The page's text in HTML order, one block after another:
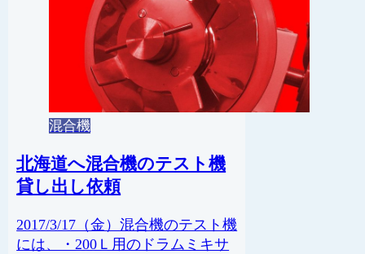
混合機
北海道へ混合機のテスト機
貸し出し依頼
2017/3/17（金）混合機のテスト機
には、・200Ｌ用のドラムミキサ